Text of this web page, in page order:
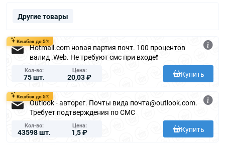
Другие товары
Кешбэк до 5%
Hotmail.com новая партия почт. 100 процентов
валид .Web. Не требуют смс при входе❗️
Кол-во
75 шт.
Цена
20,03 ₽ Купить
Кешбэк до 5%
Outlook - авторег. Почты вида почта@outlook.com.
Требует подтверждения по СМС
Кол-во
43598 шт.
Цена
1,5 ₽ Купить